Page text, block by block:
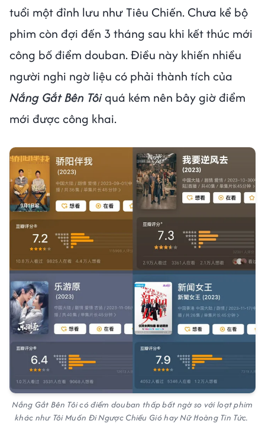
tuổi một đỉnh lưu như Tiêu Chiến. Chưa kể bộ
phim còn đợi đến 3 tháng sau khi kết thúc mới
công bố điểm douban. Điều này khiến nhiều
người nghi ngờ liệu có phải thành tích của
Nắng Gắt Bên Tôiquá kém nên bây giờ điểm
mới được công khai.
Nắng Gắt Bên Tôi có điểm douban thấp bất ngờ so với loạt phim
khác như Tôi Muốn Đi Ngược Chiều Gió hay Nữ Hoàng Tin Tức.